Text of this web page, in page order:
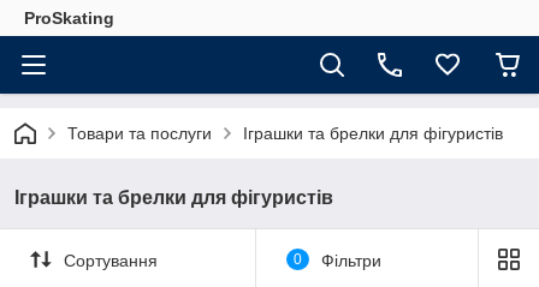
ProSkating
Товари та послуги Іграшки та брелки для фігуристів
Іграшки та брелки для фігуристів
Сортування 0 Фільтри